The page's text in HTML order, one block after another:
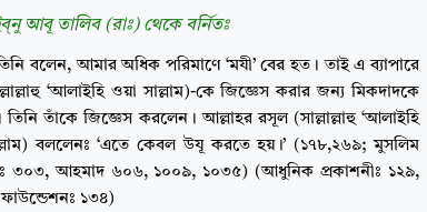
আবূ তালিব (রাঃ) থেকে বর্নিতঃ
বলেন, আমার অধিক পরিমাণে ‘মযী’ বের হত। তাই এ ব্যাপারে
‘আলাইহি ওয়া সাল্লাম)-কে জিজ্ঞেস করার জন্য মিকদাদকে
তাঁকে জিজ্ঞেস করলেন। আল্লাহর রসূল (সাল্লাল্লাহু ‘আলাইহি
বললেনঃ ‘এতে কেবল উযূ করতে হয়।’ (১৭৮,২৬৯; মুসলিম
৩০৩, আহমাদ ৬০৬, ১০০৯, ১০৩৫) (আধুনিক প্রকাশনীঃ ১২৯,
১৩৪)